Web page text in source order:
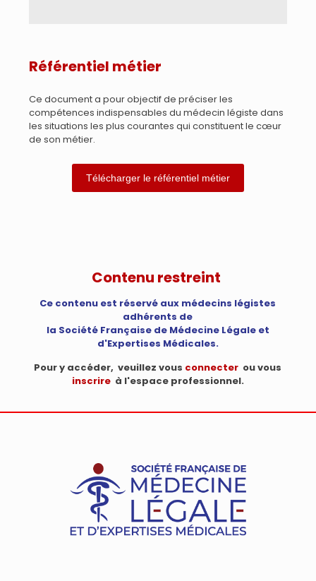
Référentiel métier
Ce document a pour objectif de préciser les
compétences indispensables du médecin légiste dans
les situations les plus courantes qui constituent le cœur
de son métier.
Télécharger le référentiel métier
Contenu restreint
Ce contenu est réservé aux médecins légistes
adhérents de
la Société Française de Médecine Légale et
d'Expertises Médicales.
Pour y accéder, veuillez vous connecter ou vous
inscrireà l'espace professionnel.